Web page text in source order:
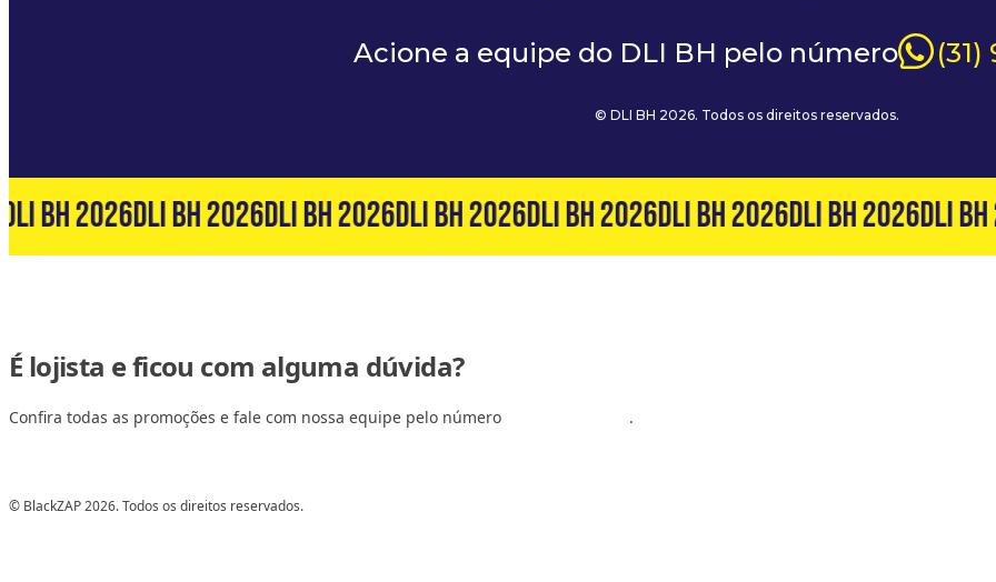
Acione a equipe do DLI BH pelo número (31)
© DLI BH 2026. Todos os direitos reservados.
BH 2026DLI BH 2026DLI BH 2026DLI BH 2026DLI BH 2026DLI BH 2026DLI BH 2026DLI BH
É lojista e ficou com alguma dúvida?
Confira todas as promoções e fale com nossa equipe pelo número .
© BlackZAP 2026. Todos os direitos reservados.